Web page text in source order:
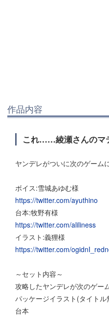
作品内容
これ……綾瀬さんの
ヤンデレがついに次のゲーム
ボイス:雪城あゆむ様
https://twitter.com/ayuthino
台本:牧野有様
https://twitter.com/aliliness
イラスト:義狸様
https://twitter.com/
～セット内容～
攻略したヤンデレが次のゲー
パッケージイラスト(タイトル
台本